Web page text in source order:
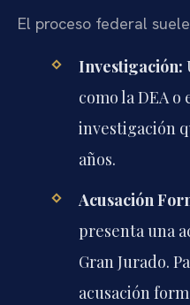
El proceso federal
Investigación:
como la DEA o
investigación
años.
Acusación
presenta una
Gran Jurado.
acusación